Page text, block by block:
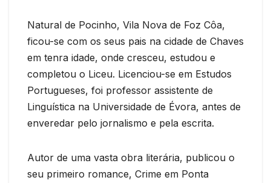
Natural de Pocinho, Vila Nova de Foz Côa,
ficou-se com os seus pais na cidade de Chaves
em tenra idade, onde cresceu, estudou e
completou o Liceu. Licenciou-se em Estudos
Portugueses, foi professor assistente de
Linguística na Universidade de Évora, antes de
enveredar pelo jornalismo e pela escrita.
Autor de uma vasta obra literária, publicou o
seu primeiro romance, Crime em Ponta